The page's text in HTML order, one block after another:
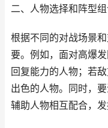
二、人物选择和阵型
根据不同的对战场景
要。例如，面对高爆
回复能力的人物；若
出色的人物。同时，要
辅助人物相互配合，